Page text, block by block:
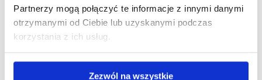
Partnerzy mogą połączyć te informacje z innymi danymi
otrzymanymi od Ciebie lub uzyskanymi podczas
korzystania z ich usług.
Zezwól na wszystkie
Wykaz przedmiotów objętych procedurą potwierdzania
efektów uczenia się dla kierunków:
Komputerowe wspomaganie projektowania CAD